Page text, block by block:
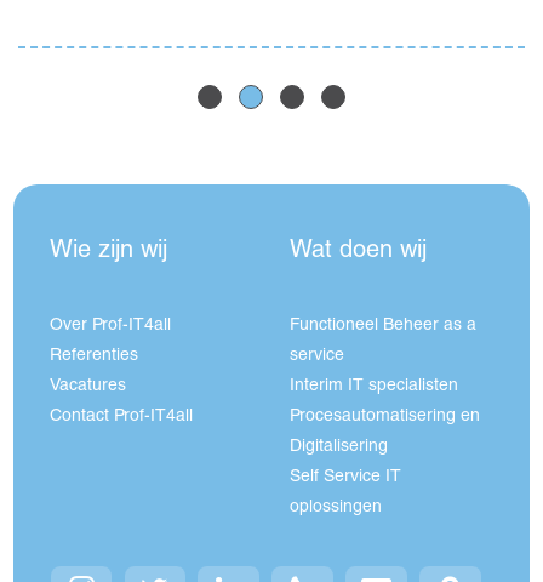
Wie zijn wij
Over Prof-IT4all
Referenties
Vacatures
Contact Prof-IT4all
Wat doen wij
Functioneel Beheer as a
service
Interim IT specialisten
Procesautomatisering en
Digitalisering
Self Service IT
oplossingen